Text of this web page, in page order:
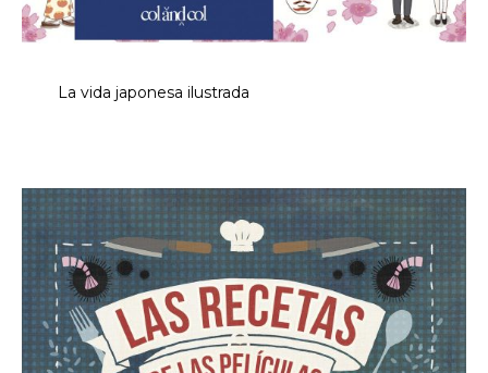
La vida japonesa ilustrada